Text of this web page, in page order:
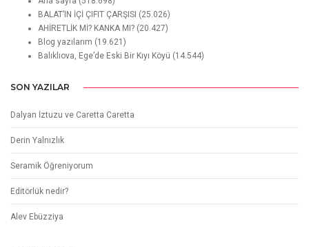
BALAT’IN İÇİ ÇIFIT ÇARŞISI (25.026)
AHİRETLİK Mİ? KANKA MI? (20.427)
Blog yazılarım (19.621)
Balıklıova, Ege’de Eski Bir Kıyı Köyü (14.544)
SON YAZILAR
Dalyan İztuzu ve Caretta Caretta
Derin Yalnızlık
Seramik Öğreniyorum
Editörlük nedir?
Alev Ebüzziya